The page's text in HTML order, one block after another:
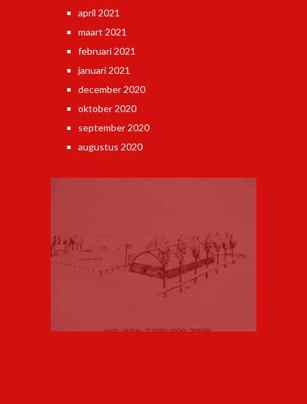
april 2021
maart 2021
februari 2021
januari 2021
december 2020
oktober 2020
september 2020
augustus 2020